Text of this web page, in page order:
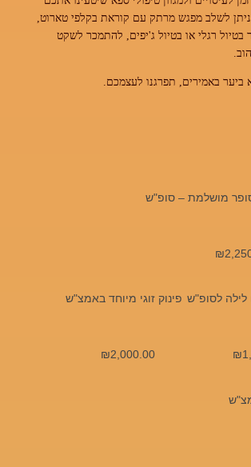
לשלב מפגש מרתק עם קוראת בקלפי טארוט,
בטיול רגלי או בטיול ג'יפים, להתמכר לשקט
ביער באמירים, תפרגנו לעצמכם.
מושלמת – סופ"ש
₪
לסופ"ש
₪
פינוק זוגי מיוחד באמצ"ש
₪2,000.00